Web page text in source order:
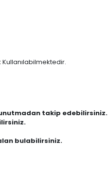
Kullanılabilmektedir.
unutmadan takip edebilirsiniz.
bulabilirsiniz.